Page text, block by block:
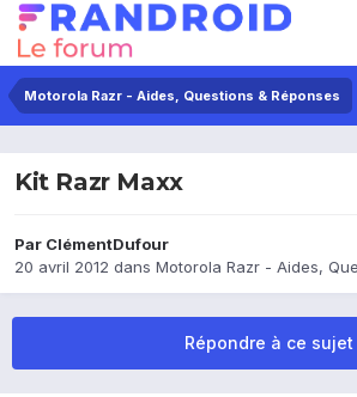
Motorola Razr - Aides, Questions & Réponses
Kit Razr Maxx
Par ClémentDufour
20 avril 2012 dans Motorola Razr - Aides,
Répondre à ce sujet